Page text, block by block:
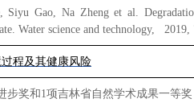
Siyu Gao, Na Zheng et al.
Water science and technology,
程及其健康风险
步奖和 1项吉林省自然学术成果一等